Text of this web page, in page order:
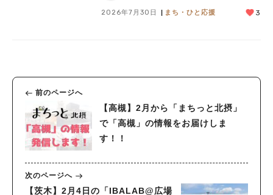
2026年7月30日 まち・ひと応援 3
前のページへ
【高槻】2月から「まちっと北摂」
で「高槻」の情報をお届けしま
す！！
次のページへ
【茨木】2月4日の「IBALAB@広場